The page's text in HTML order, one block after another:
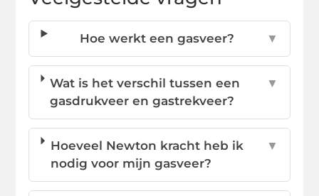
Hoe werkt een gasveer? ▼
Wat is het verschil tussen een
gasdrukveer en gastrekveer?
▼
Hoeveel Newton kracht heb ik
nodig voor mijn gasveer?
▼